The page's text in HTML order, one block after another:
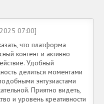
07:00]
что платформа
контент и активно
Удобный
делиться моментами
энтузиастами
Приятно видеть,
и уровень креативности